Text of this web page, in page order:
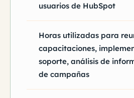
usuarios de HubSpot
Horas utilizadas para
capacitaciones,
soporte, análisis de
de campañas